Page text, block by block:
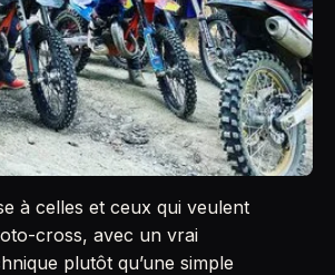
à celles et ceux qui veulent
cross, avec un vrai
plutôt qu’une simple